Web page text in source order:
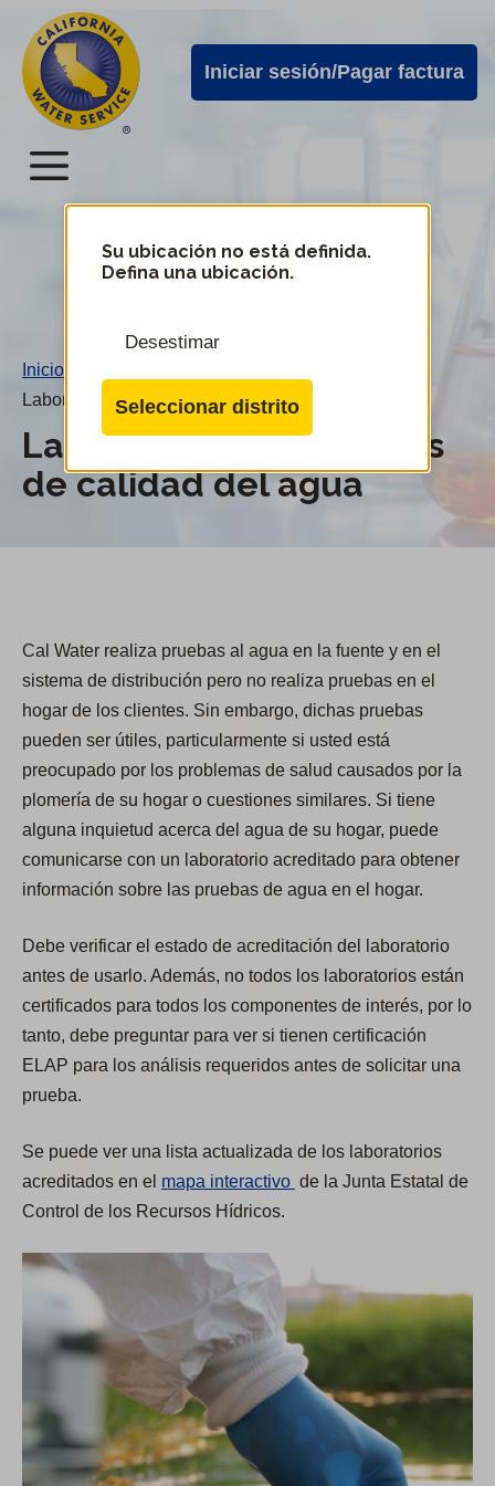
directamente
contenido
principal
Alertas
de
Cal
Water
Iniciar sesión/Pagar factura
Menú
Menú
servicio
de
Cal
Water
Su ubicación no está definida.
Defina una ubicación.
Desestimar
Seleccionar distrito
Inicio
Laboratorios de pruebas de calidad del agua
Laboratorios de pruebas
de calidad del agua
Cal Water realiza pruebas al agua en la fuente y en el
sistema de distribución pero no realiza pruebas en el
hogar de los clientes. Sin embargo, dichas pruebas
pueden ser útiles, particularmente si usted está
preocupado por los problemas de salud causados por la
plomería de su hogar o cuestiones similares. Si tiene
alguna inquietud acerca del agua de su hogar, puede
comunicarse con un laboratorio acreditado para obtener
información sobre las pruebas de agua en el hogar.
Debe verificar el estado de acreditación del laboratorio
antes de usarlo. Además, no todos los laboratorios están
certificados para todos los componentes de interés, por lo
tanto, debe preguntar para ver si tienen certificación
ELAP para los análisis requeridos antes de solicitar una
prueba.
Se puede ver una lista actualizada de los laboratorios
acreditados en el mapa interactivo
n
s
i
n
n
de la Junta Estatal de
Control de los Recursos Hídricos.